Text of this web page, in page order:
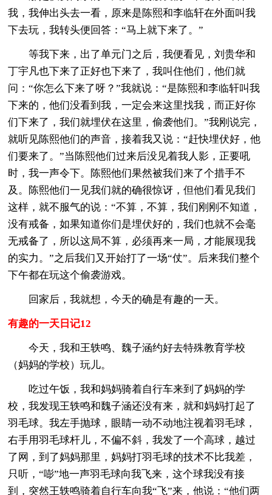
我，我伸出头去一看，原来是陈熙和李临轩在外面叫我
下去玩，我转头便回答：“马上就下来了。”
等我下来，出了单元门之后，我便看见，刘贵华和
丁宇凡也下来了正好也下来了，我叫住他们，他们就
问：“你怎么下来了呀？”我就说：“是陈熙和李临轩叫我
下来的，他们没看到我，一定会来这里找我，而正好你
们下来了，我们就埋伏在这里，偷袭他们。”我刚说完，
就听见陈熙他们的声音，接着我又说：“赶快埋伏好，他
们要来了。”当陈熙他们过来后没见着我人影，正要吼
时，我一声令下。陈熙他们果然被我们来了个措手不
及。陈熙他们一见我们就的确很惊讶，但他们看见我们
这样，就不服气的说：“不算，不算，我们刚刚不知道，
没有戒备，如果知道你们是埋伏好的，我们也就不会毫
无戒备了，所以这局不算，必须再来一局，才能展现我
的实力。”之后我们又开始打了一场“仗”。后来我们整个
下午都在玩这个偷袭游戏。
回家后，我就想，今天的确是有趣的一天。
有趣的一天日记12
今天，我和王轶鸣、魏子涵约好去特殊教育学校
（妈妈的学校）玩儿。
吃过午饭，我和妈妈骑着自行车来到了妈妈的学
校，我发现王轶鸣和魏子涵还没有来，就和妈妈打起了
羽毛球。我左手抛球，眼睛一动不动地注视着羽毛球，
右手用羽毛球杆儿，不偏不斜，我发了一个高球，越过
了网，到了妈妈那里，妈妈打羽毛球的技术不比我差，
只听，“嘭”地一声羽毛球向我飞来，这个球我没有接
到，突然王轶鸣骑着自行车向我“飞”来，他说：“他们两